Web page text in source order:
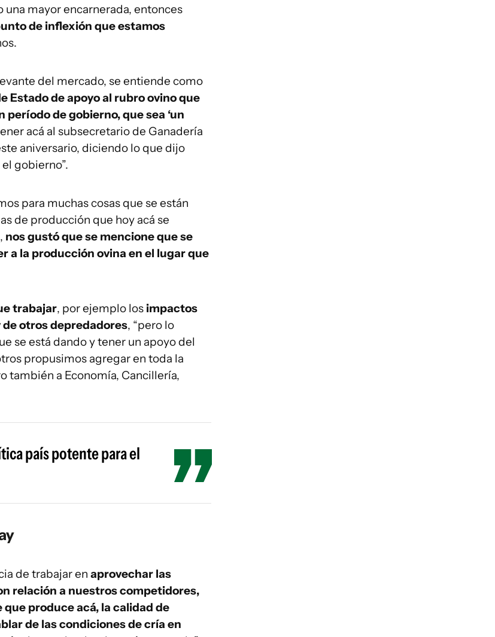
mayor encarnerada, entonces
de inflexión que estamos
del mercado, se entiende como
Estado de apoyo al rubro ovino que
de gobierno, que sea ‘un
acá al subsecretario de Ganadería
aniversario, diciendo lo que dijo
gobierno”.
para muchas cosas que se están
de producción que hoy acá se
nos gustó que se mencione que se
a la producción ovina en el lugar que
trabajar, por ejemplo los impactos
de otros depredadores, “pero lo
se está dando y tener un apoyo del
propusimos agregar en toda la
también a Economía, Cancillería,
país potente para el
de trabajar en aprovechar las
relación a nuestros competidores,
produce acá, la calidad de
de las condiciones de cría en